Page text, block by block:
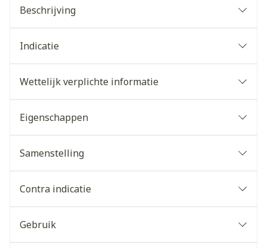
Beschrijving
Indicatie
Wettelijk verplichte informatie
Eigenschappen
Samenstelling
Contra indicatie
Gebruik